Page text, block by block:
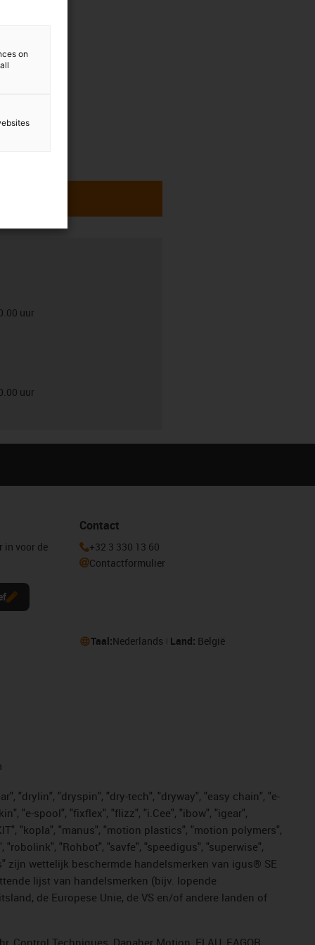
uur
uur
in voor de
Contact
+32 3 330 13 60
Contactformulier
Taal:Nederlands Land: België
"drylin", "dryspin", "dry-tech", "dryway", "easy chain", "e-
"e-spool", "fixflex", "flizz", "i.Cee", "ibow", "igear",
"kopla", "manus", "motion plastics", "motion polymers",
"Rohbot", "savfe", "speedigus", "superwise",
zijn wettelijk beschermde handelsmerken van igus® SE
lijst van handelsmerken (bijv. lopende
de Europese Unie, de VS en/of andere landen of
Techniques, Danaher Motion, ELAU, FAGOR,
on